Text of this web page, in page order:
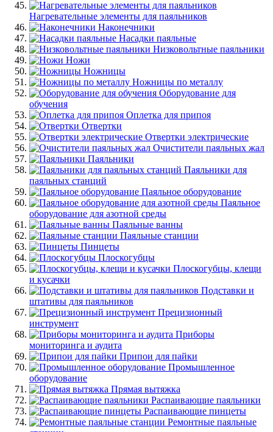
Нагревательные элементы для паяльников
Наконечники
Насадки паяльные
Низковольтные паяльники
Ножи
Ножницы
Ножницы по металлу
Оборудование для
обучения
Оплетка для припоя
Отвертки
Отвертки электрические
Очистители паяльных жал
Паяльники
Паяльники для
паяльных станций
Паяльное оборудование
Паяльное
оборудование для азотной среды
Паяльные ванны
Паяльные станции
Пинцеты
Плоскогубцы
Плоскогубцы, клещи
и кусачки
Подставки и
штативы для паяльников
Прецизионный
инструмент
Приборы
мониторинга и аудита
Припои для пайки
Промышленное
оборудование
Прямая вытяжка
Распаивающие паяльники
Распаивающие пинцеты
Ремонтные паяльные